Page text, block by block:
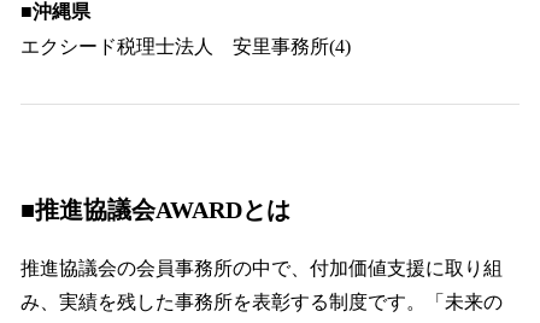
■沖縄県
エクシード税理士法人 安里事務所(4)
■推進協議会AWARDとは
推進協議会の会員事務所の中で、付加価値支援に取り組
み、実績を残した事務所を表彰する制度です。「未来の